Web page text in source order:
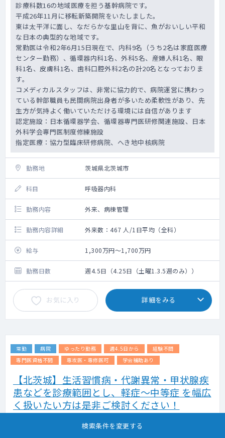
診療科数16の地域医療を担う基幹病院です。
平成26年11月に移転新築開院をいたしました。
東は太平洋に面し、なだらかな里山を背に、魚がおいしい平和
な日本の典型的な地域です。
常勤医は令和2年6月15日現在で、内科9名（うち2名は家庭医療
センター勤務）、循環器内科1名、外科5名、産婦人科1名、眼
科1名、皮膚科1名、歯科口腔外科2名の計20名となっておりま
す。
コメディカルスタッフは、非常に協力的で、病院運営に携わっ
ている幹部職員も民間病院出身者が多いため柔軟性があり、先
生方が気持よく働いていただける環境には自信があります
認定施設：日本循環器学会、循環器専門医研修関連施設、日本
外科学会専門医制度修練施設
指定医療：協力型臨床研修病院、へき地中核病院
勤務地 茨城県北茨城市
科目 呼吸器内科
勤務内容 外来、病棟管理
勤務内容詳細 外来数：467 人/1日平均（全科）
給与 1,300万円～1,700万円
勤務日数 週4.5日（4.25日（土曜1.3.5週のみ））
お気に入り 詳細をみる
常勤 病院 ゆったり勤務 週4.5日から
経験不問
専門医資格不問
専攻医・専修医可 学会補助あり
【北茨城】生活習慣病・代謝異常・甲状腺疾
患などを診療範囲とし、軽症～中等症 を幅広
く扱いたい方は是非ご検討ください！
検索条件を変更する